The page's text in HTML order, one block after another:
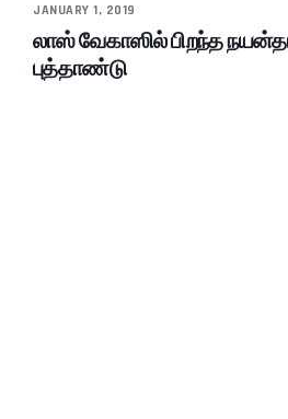
JANUARY 1, 2019
லாஸ் வேகாஸில் பிறந்த
புத்தாண்டு